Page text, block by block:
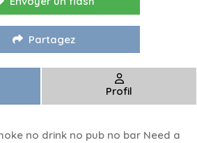
Partagez
Profil
no drink no pub no bar Need a